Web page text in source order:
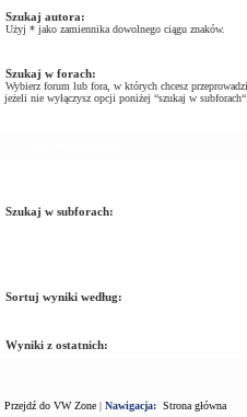
Szukaj autora:
Użyj * jako zamiennika dowolnego ciągu znaków.
Szukaj w forach:
Wybierz forum lub fora, w których chcesz
jeżeli nie wyłączysz opcji poniżej “szukaj w subforach“.
Szukaj w subforach:
Sortuj wyniki według:
Wyniki z ostatnich:
Przejdź do VW Zone | Nawigacja: Strona główna